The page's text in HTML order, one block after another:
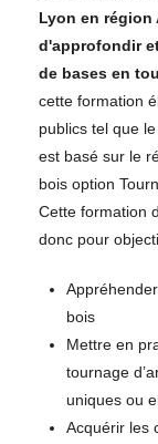
Lyon en région
d'approfondir
de bases en
cette formation
publics tel que
est basé sur le
bois option
Cette formation
donc pour
bois
Mettre en
tournage
uniques ou
Acquérir les